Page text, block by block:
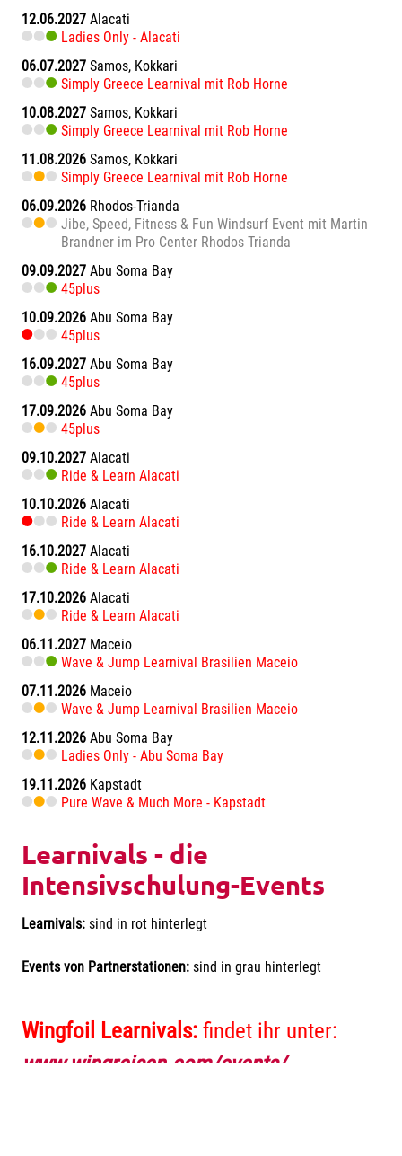
12.06.2027 Alacati
Ladies Only - Alacati
06.07.2027 Samos, Kokkari
Simply Greece Learnival mit Rob Horne
10.08.2027 Samos, Kokkari
Simply Greece Learnival mit Rob Horne
11.08.2026 Samos, Kokkari
Simply Greece Learnival mit Rob Horne
06.09.2026 Rhodos-Trianda
Jibe, Speed, Fitness & Fun Windsurf Event mit Martin
Brandner im Pro Center Rhodos Trianda
09.09.2027 Abu Soma Bay
45plus
10.09.2026 Abu Soma Bay
45plus
16.09.2027 Abu Soma Bay
45plus
17.09.2026 Abu Soma Bay
45plus
09.10.2027 Alacati
Ride & Learn Alacati
10.10.2026 Alacati
Ride & Learn Alacati
16.10.2027 Alacati
Ride & Learn Alacati
17.10.2026 Alacati
Ride & Learn Alacati
06.11.2027 Maceio
Wave & Jump Learnival Brasilien Maceio
07.11.2026 Maceio
Wave & Jump Learnival Brasilien Maceio
12.11.2026 Abu Soma Bay
Ladies Only - Abu Soma Bay
19.11.2026 Kapstadt
Pure Wave & Much More - Kapstadt
Learnivals - die
Intensivschulung-Events
Learnivals: sind in rot hinterlegt
Events von Partnerstationen: sind in grau hinterlegt
Wingfoil Learnivals: findet ihr unter:
www.wingreisen.com/events/